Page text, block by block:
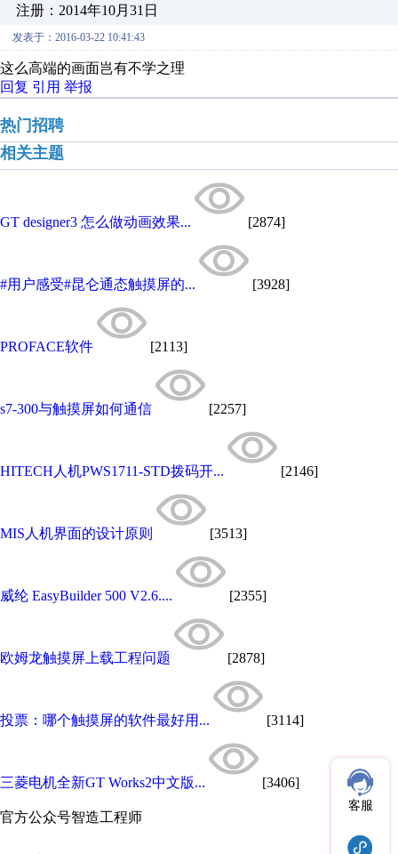
注册：2014年10月31日
发表于：2016-03-22 10:41:43
这么高端的画面岂有不学之理
回复 引用 举报
热门招聘
相关主题
GT designer3 怎么做动画效果... [2874]
#用户感受#昆仑通态触摸屏的... [3928]
PROFACE软件 [2113]
s7-300与触摸屏如何通信 [2257]
HITECH人机PWS1711-STD拨码开... [2146]
MIS人机界面的设计原则 [3513]
威纶 EasyBuilder 500 V2.6.... [2355]
欧姆龙触摸屏上载工程问题 [2878]
投票：哪个触摸屏的软件最好用... [3114]
三菱电机全新GT Works2中文版... [3406]
官方公众号智造工程师
客服